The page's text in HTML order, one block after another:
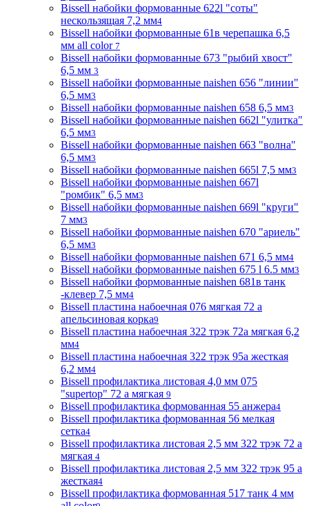
Bissell набойки формованные 622l "соты"
нескользящая 7,2 мм4
Bissell набойки формованные 61в черепашка 6,5
мм all color 7
Bissell набойки формованные 673 "рыбий хвост"
6,5 мм 3
Bissell набойки формованные naishen 656 "линии"
6,5 мм3
Bissell набойки формованные naishen 658 6,5 мм3
Bissell набойки формованные naishen 662l "улитка"
6,5 мм3
Bissell набойки формованные naishen 663 "волна"
6,5 мм3
Bissell набойки формованные naishen 665l 7,5 мм3
Bissell набойки формованные naishen 667l
"ромбик" 6,5 мм3
Bissell набойки формованные naishen 669l "круги"
7 мм3
Bissell набойки формованные naishen 670 "ариель"
6,5 мм3
Bissell набойки формованные naishen 671 6,5 мм4
Bissell набойки формованные naishen 675 l 6.5 мм3
Bissell набойки формованные naishen 681в танк
-клевер 7,5 мм4
Bissell пластина набоечная 076 мягкая 72 а
апельсиновая корка9
Bissell пластина набоечная 322 трэк 72а мягкая 6,2
мм4
Bissell пластина набоечная 322 трэк 95а жесткая
6,2 мм4
Bissell профилактика листовая 4,0 мм 075
"supertop" 72 а мягкая 9
Bissell профилактика формованная 55 анжера4
Bissell профилактика формованная 56 мелкая
сетка4
Bissell профилактика листовая 2,5 мм 322 трэк 72 а
мягкая 4
Bissell профилактика листовая 2,5 мм 322 трэк 95 а
жесткая4
Bissell профилактика формованная 517 танк 4 мм